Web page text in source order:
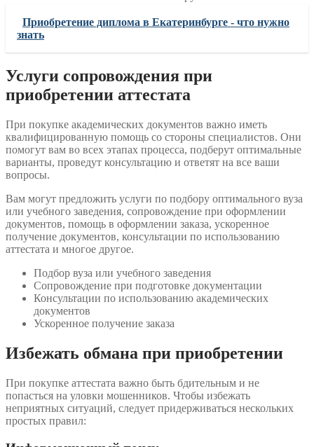
Приобретение диплома в Екатеринбурге - что нужно
знать
Услуги сопровождения при
приобретении аттестата
При покупке академических документов важно иметь
квалифицированную помощь со стороны специалистов. Они
помогут вам во всех этапах процесса, подберут оптимальные
варианты, проведут консультацию и ответят на все ваши
вопросы.
Вам могут предложить услуги по подбору оптимального вуза
или учебного заведения, сопровождение при оформлении
документов, помощь в оформлении заказа, ускоренное
получение документов, консультации по использованию
аттестата и многое другое.
Подбор вуза или учебного заведения
Сопровождение при подготовке документации
Консультации по использованию академических
документов
Ускоренное получение заказа
Избежать обмана при приобретении
При покупке аттестата важно быть бдительным и не
попасться на уловки мошенников. Чтобы избежать
неприятных ситуаций, следует придерживаться нескольких
простых правил: